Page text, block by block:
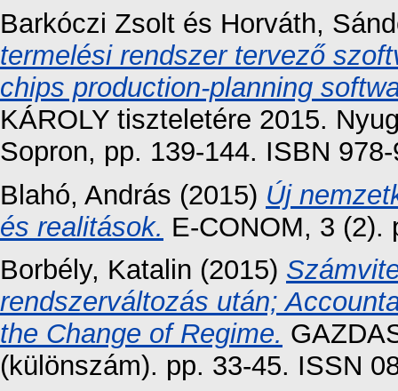
Barkóczi Zsolt és Horváth,
termelési rendszer tervező
chips production-planning
KÁROLY tiszteletére 2015.
Sopron, pp. 139-144. ISBN
Blahó, András (2015) Új
és realitások. E-CONOM, 3 (2).
Borbély, Katalin (2015)
rendszerváltozás után;
the Change of Regime.
(különszám). pp. 33-45. ISSN